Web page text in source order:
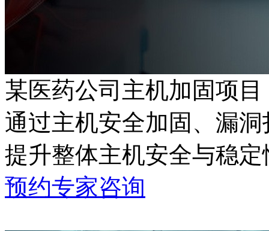
某医药公司主机加固项目
通过主机安全加固、漏洞
提升整体主机安全与稳定
预约专家咨询